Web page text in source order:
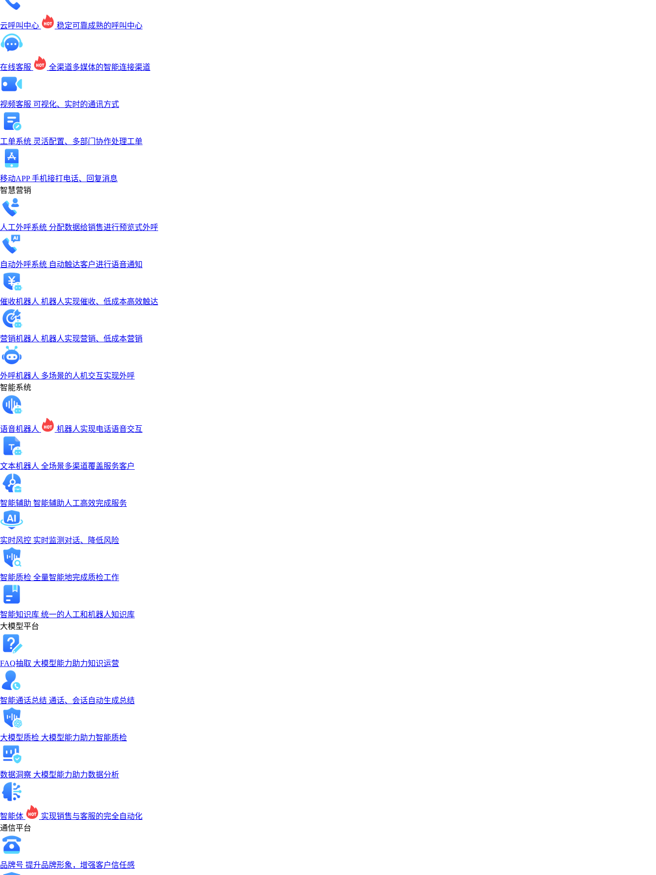
云呼叫中心 稳定可靠成熟的呼叫中心
在线客服 全渠道多媒体的智能连接渠道
视频客服 可视化、实时的通讯方式
工单系统 灵活配置、多部门协作处理工单
移动APP手机接打电话、回复消息
智慧营销
人工外呼系统 分配数据给销售进行预览式外呼
自动外呼系统 自动触达客户进行语音通知
催收机器人 机器人实现催收、低成本高效触达
营销机器人 机器人实现营销、低成本营销
外呼机器人 多场景的人机交互实现外呼
智能系统
语音机器人 机器人实现电话语音交互
文本机器人 全场景多渠道覆盖服务客户
智能辅助 智能辅助人工高效完成服务
实时风控 实时监测对话、降低风险
智能质检 全量智能地完成质检工作
智能知识库 统一的人工和机器人知识库
大模型平台
FAQ抽取 大模型能力助力知识运营
智能通话总结 通话、会话自动生成总结
大模型质检 大模型能力助力智能质检
数据洞察 大模型能力助力数据分析
智能体
实现销售与客服的完全自动化
通信平台
品牌号 提升品牌形象，增强客户信任感